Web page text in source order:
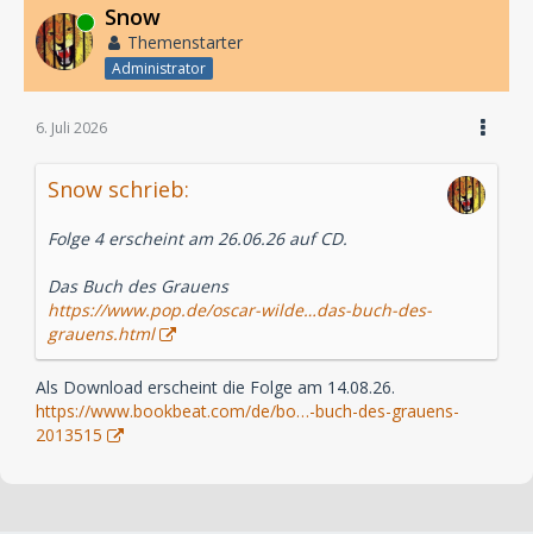
Online Snow
Themenstarter
Administrator
6. Juli 2026
Snow schrieb:
Folge 4 erscheint am 26.06.26 auf CD.
Das Buch des Grauens
https://www.pop.de/oscar-wilde…das-buch-des-
grauens.html
Als Download erscheint die Folge am 14.08.26.
https://www.bookbeat.com/de/bo…-buch-des-grauens-
2013515